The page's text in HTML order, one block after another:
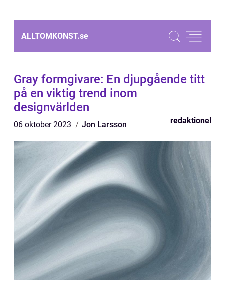
ALLTOMKONST.se
Gray formgivare: En djupgående titt
på en viktig trend inom
designvärlden
06 oktober 2023 Jon Larsson redaktionel